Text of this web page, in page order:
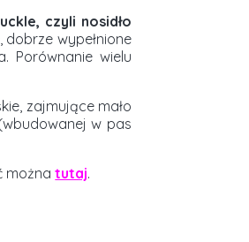
czyli nosidło
wypełnione
Porównanie wielu
zajmujące mało
w pas
możnatutaj.